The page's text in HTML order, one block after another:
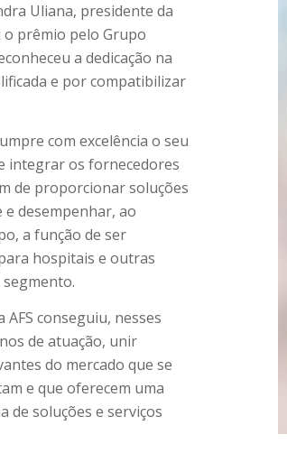
Uliana, presidente da
o prêmio pelo Grupo
a dedicação na
e por compatibilizar
com excelência o seu
integrar os fornecedores
de proporcionar soluções
e desempenhar, ao
a função de ser
hospitais e outras
AFS conseguiu, nesses
de atuação, unir
do mercado que se
e que oferecem uma
de soluções e serviços